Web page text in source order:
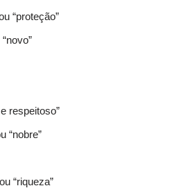
“proteção”
respeitoso”
“nobre”
“riqueza”